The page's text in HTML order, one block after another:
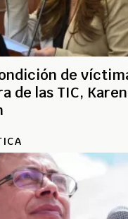
de
de las TIC, Karen